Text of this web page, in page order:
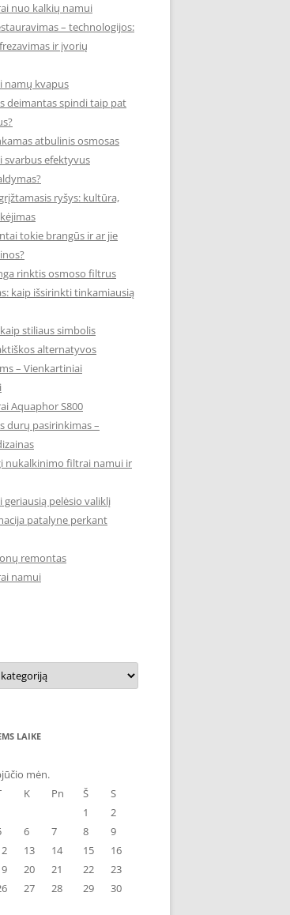
nuo kalkių namui
– technologijos:
ir įvorių
namų kvapus
deimantas spindi taip pat
atbulinis osmosas
svarbus efektyvus
ryšys: kultūra,
tokie brangūs ir ar jie
rinktis osmoso filtrus
kaip išsirinkti tinkamiausią
stiliaus simbolis
alternatyvos
– Vienkartiniai
Aquaphor S800
durų pasirinkimas –
nukalkinimo filtrai namui ir
geriausią pelėsio valiklį
patalyne perkant
remontas
namui
LAIKE
mėn.
K Pn Š
S
1
2
6 7 8
9
13 14 15
16
20 21 22
23
27 28 29
30